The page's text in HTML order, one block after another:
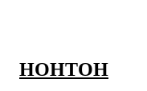
НОНТОН